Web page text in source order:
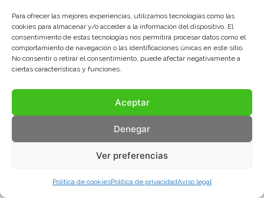
Para ofrecer las mejores experiencias, utilizamos tecnologías como las
cookies para almacenar y/o acceder a la información del dispositivo. El
consentimiento de estas tecnologías nos permitirá procesar datos como el
comportamiento de navegación o las identificaciones únicas en este sitio.
No consentir o retirar el consentimiento, puede afectar negativamente a
ciertas características y funciones.
Aceptar
Denegar
Ver preferencias
Política de cookiesPolítica de privacidadAviso legal